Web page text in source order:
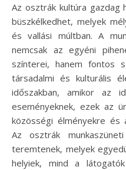
Az osztrák kultúra gazdag hagyományokkal és ünnepekkel
büszkélkedhet, melyek
és vallási múltban. A
nemcsak az egyéni
színterei, hanem fontos
társadalmi és kulturális
időszakban, amikor az
eseményeknek, ezek az
közösségi élményekre és
Az osztrák
teremtenek, melyek
helyiek, mind a